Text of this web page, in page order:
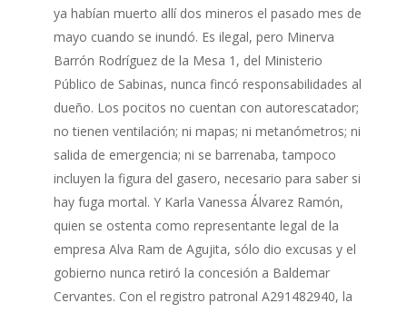
ya habían muerto allí dos mineros el pasado mes de
mayo cuando se inundó. Es ilegal, pero Minerva
Barrón Rodríguez de la Mesa 1, del Ministerio
Público de Sabinas, nunca fincó responsabilidades al
dueño. Los pocitos no cuentan con autorescatador;
no tienen ventilación; ni mapas; ni metanómetros; ni
salida de emergencia; ni se barrenaba, tampoco
incluyen la figura del gasero, necesario para saber si
hay fuga mortal. Y Karla Vanessa Álvarez Ramón,
quien se ostenta como representante legal de la
empresa Alva Ram de Agujita, sólo dio excusas y el
gobierno nunca retiró la concesión a Baldemar
Cervantes. Con el registro patronal A291482940, la